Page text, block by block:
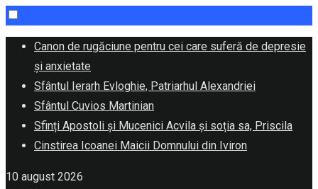
Skip
content
Canon de rugăciune pentru cei care suferă de depresie
și anxietate
Sfântul Ierarh Evloghie, Patriarhul Alexandriei
Sfântul Cuvios Martinian
Sfinți Apostoli și Mucenici Acvila și soția sa, Priscila
Cinstirea Icoanei Maicii Domnului din Iviron
10 august 2026